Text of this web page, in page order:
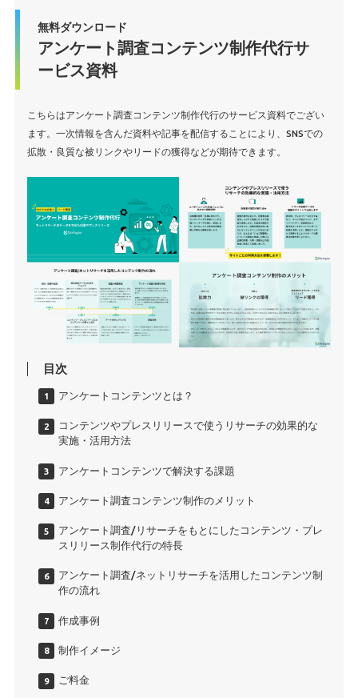
無料ダウンロード
アンケート調査コンテンツ制作代行サ
ービス資料
こちらはアンケート調査コンテンツ制作代行のサービス資料でござい
ます。一次情報を含んだ資料や記事を配信することにより、SNSでの
拡散・良質な被リンクやリードの獲得などが期待できます。
目次
アンケートコンテンツとは？
コンテンツやプレスリリースで使うリサーチの効果的な
実施・活用方法
アンケートコンテンツで解決する課題
アンケート調査コンテンツ制作のメリット
アンケート調査/リサーチをもとにしたコンテンツ・プレ
スリリース制作代行の特長
アンケート調査/ネットリサーチを活用したコンテンツ制
作の流れ
作成事例
制作イメージ
ご料金